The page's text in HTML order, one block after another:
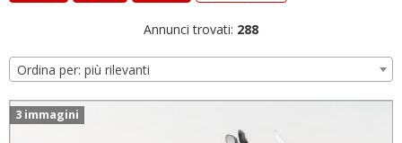
Annunci trovati: 288
Ordina per: più rilevanti
3 immagini